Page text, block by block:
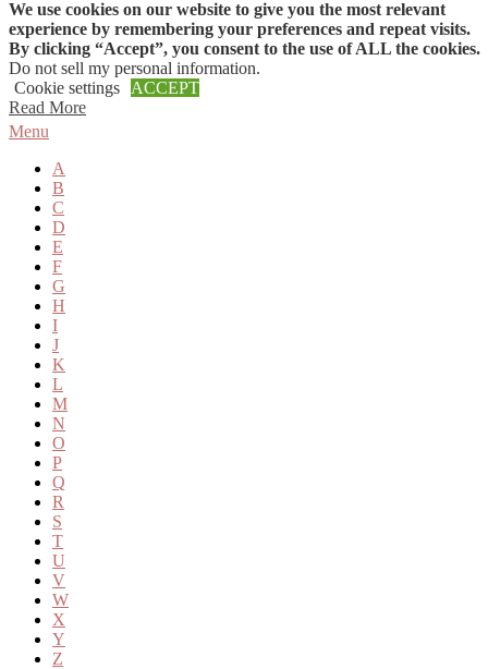
Skip to content
Menu
A
B
C
D
E
F
G
H
I
J
K
L
M
N
O
P
Q
R
S
T
U
V
W
X
Y
Z
We use cookies on our website to give you the most relevant
experience by remembering your preferences and repeat visits.
By clicking “Accept”, you consent to the use of ALL the cookies.
Do not sell my personal information.
Cookie settings
ACCEPT
Read More